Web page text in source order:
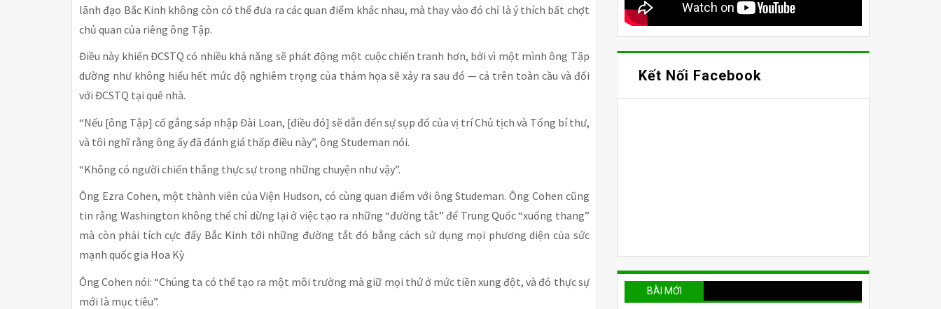
lãnh đạo Bắc Kinh không còn có thể đưa ra các quan điểm khác nhau, mà thay vào đó chỉ là ý thích bất chợt
chủ quan của riêng ông Tập.
Điều này khiến ĐCSTQ có nhiều khả năng sẽ phát động một cuộc chiến tranh hơn, bởi vì một mình ông Tập
dường như không hiểu hết mức độ nghiêm trọng của thảm họa sẽ xảy ra sau đó — cả trên toàn cầu và đối
với ĐCSTQ tại quê nhà.
“Nếu [ông Tập] cố gắng sáp nhập Đài Loan, [điều đó] sẽ dẫn đến sự sụp đổ của vị trí Chủ tịch và Tổng bí thư,
và tôi nghĩ rằng ông ấy đã đánh giá thấp điều này”, ông Studeman nói.
“Không có người chiến thắng thực sự trong những chuyện như vậy”.
Ông Ezra Cohen, một thành viên của Viện Hudson, có cùng quan điểm với ông Studeman. Ông Cohen cũng
tin rằng Washington không thể chỉ dừng lại ở việc tạo ra những “đường tắt” để Trung Quốc “xuống thang”
mà còn phải tích cực đẩy Bắc Kinh tới những đường tắt đó bằng cách sử dụng mọi phương diện của sức
mạnh quốc gia Hoa Kỳ
Ông Cohen nói: “Chúng ta có thể tạo ra một môi trường mà giữ mọi thứ ở mức tiền xung đột, và đó thực sự
mới là mục tiêu”.
Kết Nối Facebook
BÀI MỚI